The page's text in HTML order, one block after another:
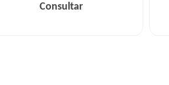
Consultar